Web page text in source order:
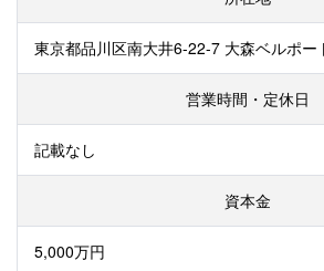
東京都品川区南大井6-22-7 大森ベルポー
営業時間・定休日
記載なし
資本金
5,000万円